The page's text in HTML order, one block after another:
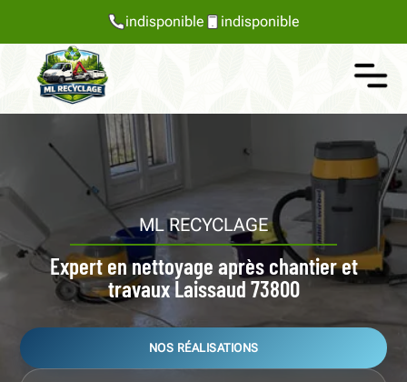
indisponible indisponible
ML RECYCLAGE
Expert en nettoyage après chantier et
travaux Laissaud 73800
NOS RÉALISATIONS